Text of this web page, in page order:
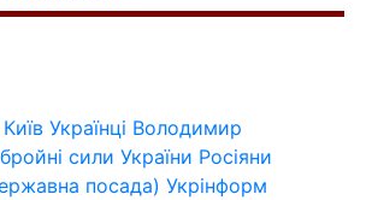
Київ Українці Володимир
сили України Росіяни
посада) Укрінформ